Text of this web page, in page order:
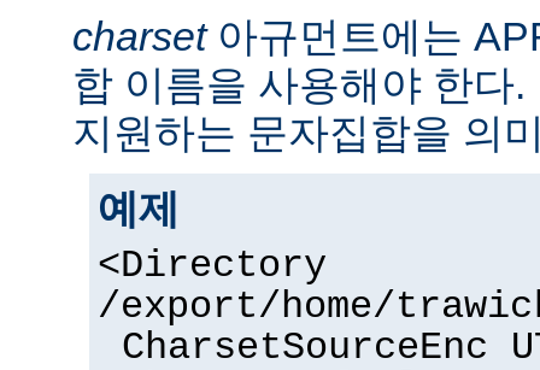
charset아규먼트에는
합 이름을 사용해야 한다
지원하는 문자집합을 의
예제
<Directory
/export/home/
CharsetSourceEnc